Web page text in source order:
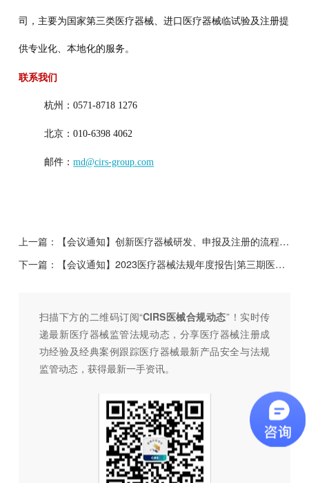
司，主要为国家第三类医疗器械、进口医疗器械临试验及注册提
供专业化、本地化的服务。
联系我们
杭州：0571-8718 1276
北京：010-6398 4062
邮件：md@cirs-group.com
上一篇：
【会议通知】创新医疗器械研发、申报及注册的流程和要求
下一篇：
【会议通知】2023医疗器械法规年度报告|第三期医美产品研究及注册进展
扫描下方的二维码订阅“CIRS医械合规动态”！ 实时传
递最新医疗器械监管法规动态，分享医疗器械注册成
功经验及经典案例跟踪医疗器械最新产品安全与法规
监管动态， 获得最新一手资讯。